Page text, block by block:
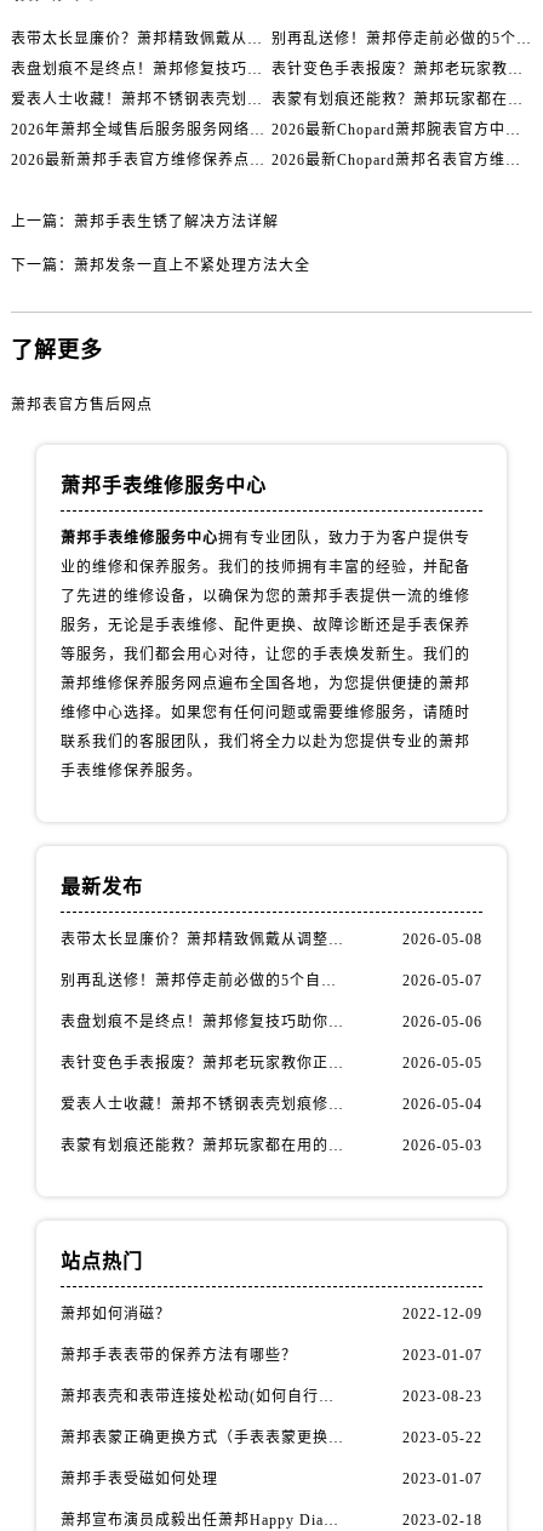
内蒙古自治区乌兰察布市集宁区恩和大街萧邦售后服务中心（需提前预约）
内蒙古自治区锡林郭勒盟市锡林浩特市光明街与额尔敦路交叉口萧邦售后服务中心（需提前预约）
内蒙古自治区兴安盟市乌兰浩特市兴安大街萧邦售后服务中心（需提前预约）
山西省朔州市朔城区怡西路与鄯阳西街交汇处萧邦售后服务中心（需提前预约）
山西省长治市潞州区英雄中路萧邦售后服务中心（需提前预约）
安徽省黄山市屯溪区黄山西路萧邦售后服务中心（需提前预约）
福建省三明市三元区东乾二路萧邦售后服务中心（需提前预约）
江苏省泰州市海陵区永定东路399号置地商务中心东塔（华润万象城）17层1706室萧邦售后服务中心（需提前预约）
表带太长显廉价？萧邦精致佩戴从调整开始！
别再乱送修！萧邦停走前必做的5个自检步骤
表盘划痕不是终点！萧邦修复技巧助你重拾自信
表针变色手表报废？萧邦老玩家教你正确应对
爱表人士收藏！萧邦不锈钢表壳划痕修复指南
表蒙有划痕还能救？萧邦玩家都在用的修复方法
2026年萧邦全域售后服务服务网络迭代升级公告（最新电话及地址）
2026最新Chopard萧邦腕表官方中心网点地址实地探访报告
2026最新萧邦手表官方维修保养点地址考察报告
2026最新Chopard萧邦名表官方维修服务点地址调研报告
上一篇： 萧邦手表生锈了解决方法详解
下一篇： 萧邦发条一直上不紧处理方法大全
了解更多
萧邦表官方售后网点
萧邦手表维修服务中心
萧邦手表维修服务中心拥有专业团队，致力于为客户提供专
业的维修和保养服务。我们的技师拥有丰富的经验，并配备
了先进的维修设备，以确保为您的萧邦手表提供一流的维修
服务，无论是手表维修、配件更换、故障诊断还是手表保养
等服务，我们都会用心对待，让您的手表焕发新生。我们的
萧邦维修保养服务网点遍布全国各地，为您提供便捷的萧邦
维修中心选择。如果您有任何问题或需要维修服务，请随时
联系我们的客服团队，我们将全力以赴为您提供专业的萧邦
手表维修保养服务。
最新发布
表带太长显廉价？萧邦精致佩戴从调整开始！ 2026-05-08
别再乱送修！萧邦停走前必做的5个自检步骤 2026-05-07
表盘划痕不是终点！萧邦修复技巧助你重拾自信 2026-05-06
表针变色手表报废？萧邦老玩家教你正确应对 2026-05-05
爱表人士收藏！萧邦不锈钢表壳划痕修复指南 2026-05-04
表蒙有划痕还能救？萧邦玩家都在用的修复方法 2026-05-03
站点热门
萧邦如何消磁？ 2022-12-09
萧邦手表表带的保养方法有哪些？ 2023-01-07
萧邦表壳和表带连接处松动(如何自行修复) 2023-08-23
萧邦表蒙正确更换方式（手表表蒙更换知识） 2023-05-22
萧邦手表受磁如何处理 2023-01-07
萧邦宣布演员成毅出任萧邦Happy Diamonds系列品牌大使 2023-02-18